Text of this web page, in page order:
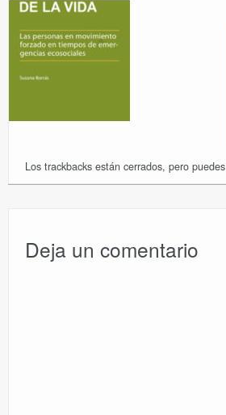
Los trackbacks están cerrados, pero puedes
Deja un comentario